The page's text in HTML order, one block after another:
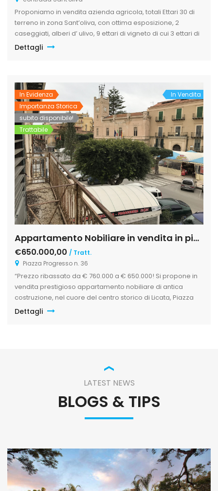
Proponiamo in vendita azienda agricola, totali Ettari 30 di
terreno in zona Sant’oliva, con ottima esposizione, 2
caseggiati, alberi d’ ulivo, 9 ettari di vigneto di cui 3 ettari di
Tabernet Savignon e 6 ettari di nero D’Avola. , 6 ettari di
seminativo, alberi d’ulivo a macchia e circa 15ettari di
Dettagli
In Evidenza
Importanza Storica
subito disponibile!
Trattabile
In Vendita
Appartamento Nobiliare in vendita in piazza Progresso, 32, Licata
€650.000,00 / Tratt.
Piazza Progresso n. 36
“Prezzo ribassato da € 760.000 a € 650.000! Si propone in
vendita prestigioso appartamento nobiliare di antica
costruzione, nel cuore del centro storico di Licata, Piazza
Progresso, di fronte il palazzo di città, di circa 500 mq, su un
unico livello al primo piano. Nella proprietà si ammirano gli
Dettagli
LATEST NEWS
BLOGS & TIPS